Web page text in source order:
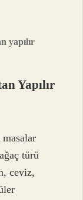
yapılır
Yapılır
masalar
türü
ceviz,